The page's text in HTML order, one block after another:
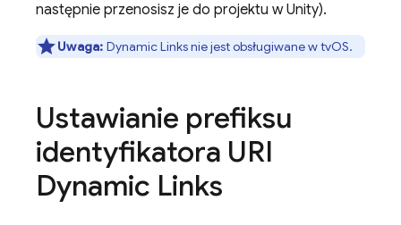
następnie przenosisz je do projektu w Unity).
Uwaga: Dynamic Linksnie jest obsługiwane w tvOS.
Ustawianie prefiksu
identyfikatora URI
Dynamic Links